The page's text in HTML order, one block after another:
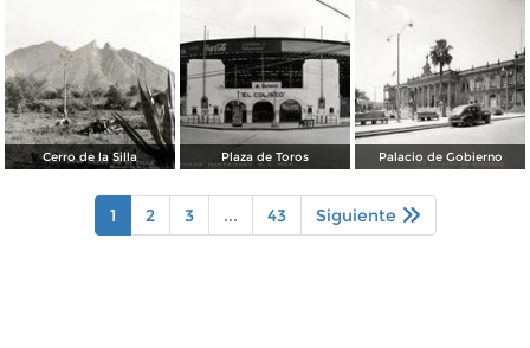
Cerro de la Silla Plaza de Toros Palacio de Gobierno
1 2 3 ... 43 Siguiente